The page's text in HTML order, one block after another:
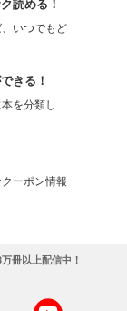
いつでもど
きる！
を分類し
ーポン情報
冊以上配信中！